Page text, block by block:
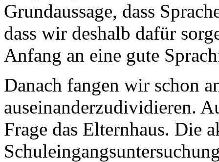
Grundaussage, dass
dass wir deshalb dafür
Anfang an eine gute
Danach fangen wir schon
auseinanderzudividieren.
Frage das Elternhaus. Die